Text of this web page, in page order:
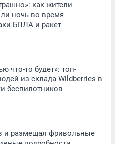
как жители
ночь во время
БПЛА и ракет
что-то будет»: топ-
из склада Wildberries в
беспилотников
и размещал фривольные